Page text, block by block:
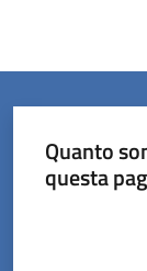
Quanto
questa